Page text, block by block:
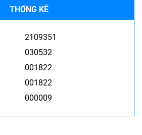
THỐNG KÊ
2109351
030532
001822
001822
000009